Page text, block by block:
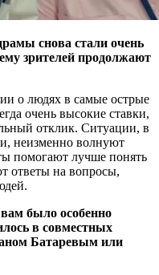
снова стали очень
зрителей продолжают
о людях в самые острые
очень высокие ставки,
отклик. Ситуации, в
неизменно волнуют
помогают лучше понять
ответы на вопросы,
было особенно
в совместных
Батаревым или